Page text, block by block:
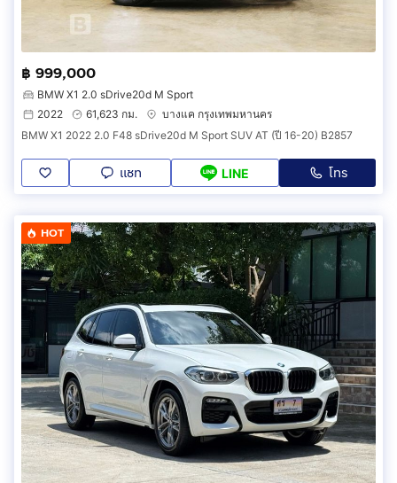
฿ 999,000
BMW X1 2.0 sDrive20d M Sport
2022
61,623 กม.
บางแค กรุงเทพมหานคร
BMW X1 2022 2.0 F48 sDrive20d M Sport SUV AT (ปี 16-20) B2857
แชท LINE โทร
HOT